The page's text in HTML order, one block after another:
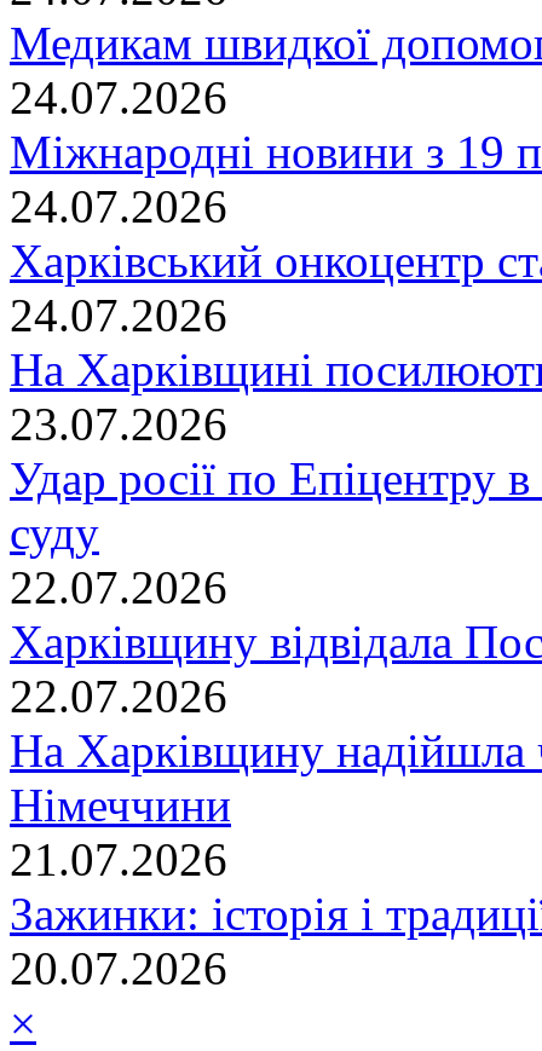
Медикам швидкої
24.07.2026
Міжнародні новини з 19
24.07.2026
Харківський онкоцентр
24.07.2026
На Харківщині
23.07.2026
Удар росії по Епіцентру
суду
22.07.2026
Харківщину відвідала
22.07.2026
На Харківщину надійшла
Німеччини
21.07.2026
Зажинки: історія і
20.07.2026
×